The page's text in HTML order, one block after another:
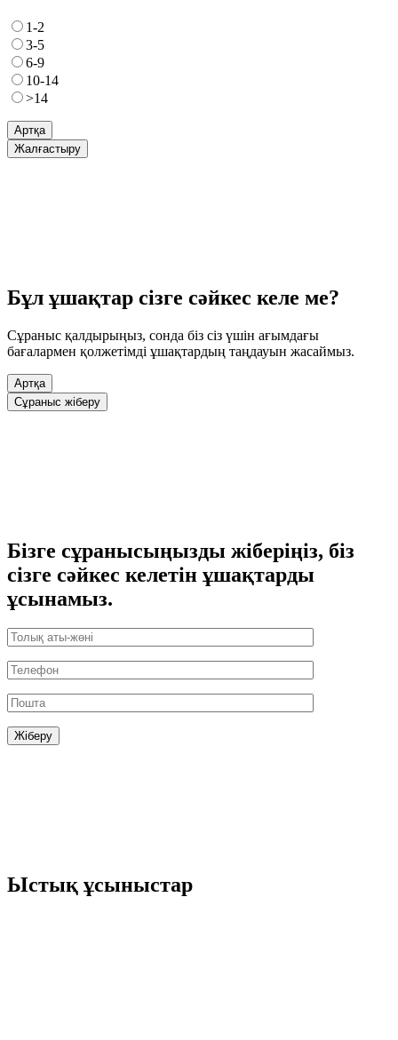
1-2
3-5
6-9
10-14
>14
Артқа
Жалғастыру
Бұл ұшақтар сізге сәйкес келе ме?
Сұраныс қалдырыңыз, сонда біз сіз үшін ағымдағы
бағалармен қолжетімді ұшақтардың таңдауын жасаймыз.
Артқа
Сұраныс жіберу
Бізге сұранысыңызды жіберіңіз, біз
сізге сәйкес келетін ұшақтарды
ұсынамыз.
Ыстық ұсыныстар